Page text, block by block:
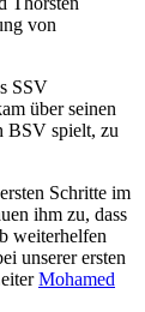
von
SSV
über seinen
BSV spielt, zu
Schritte im
ihm zu, dass
weiterhelfen
unserer ersten
Mohamed